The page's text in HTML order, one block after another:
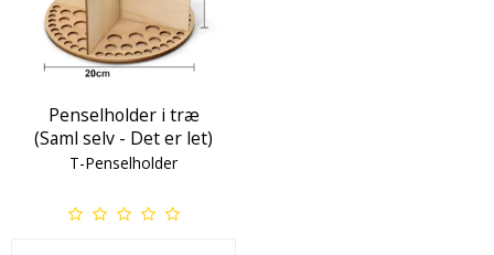
Penselholder i træ
(Saml selv - Det er let)
T-Penselholder